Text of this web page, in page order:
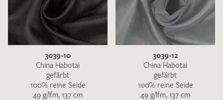
3039-10
China Habotai
gefärbt
100% reine Seide
49 g/lfm, 137 cm
3039-12
China Habotai
gefärbt
100% reine Seide
49 g/lfm, 137 cm